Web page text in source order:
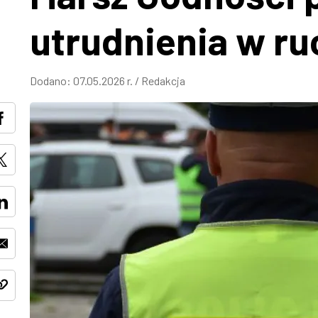
utrudnienia w
Dodano: 07.05.2026 r. / Redakcja